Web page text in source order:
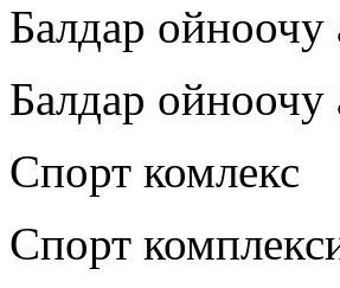
Балдар ойноочу
Балдар ойноочу
Спорт комлекс
Спорт